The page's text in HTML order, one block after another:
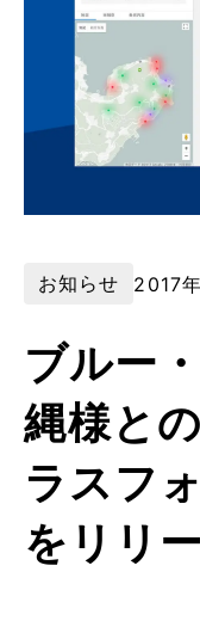
お知らせ 2017
ブルー
縄様と
ラスフ
をリリ